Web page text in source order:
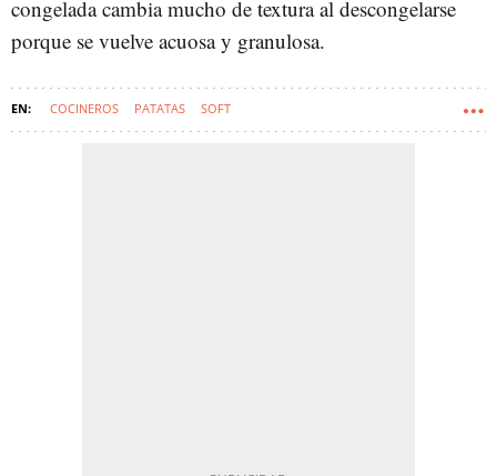
congelada cambia mucho de textura al descongelarse
porque se vuelve acuosa y granulosa.
COCINEROS PATATAS SOFT